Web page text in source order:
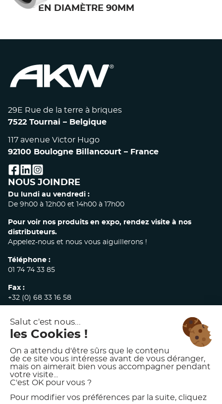
EN DIAMÈTRE 90MM
29E Rue de la terre à briques
7522 Tournai – Belgique
117 avenue Victor Hugo
92100 Boulogne Billancourt – France
facebook
linkedin
instagram
NOUS JOINDRE
Du lundi au vendredi :
De 9h00 à 12h00 et 14h00 à 17h00
Pour voir nos produits en expo, rendez visite à nos
distributeurs.
Appelez-nous et nous vous aiguillerons !
Téléphone :
01 74 74 33 85
Fax :
+32 (0) 68 33 16 58
commandes@akw-medicare.com
© 2026 AKW INTERNATIONAL
MENTIONS LÉGALES
POLITIQUE DE CONFIDENTIALITÉ